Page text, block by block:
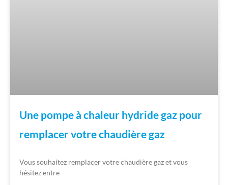
Une pompe à chaleur hydride gaz pour
remplacer votre chaudière gaz
Vous souhaitez remplacer votre chaudière gaz et vous
hésitez entre